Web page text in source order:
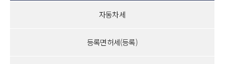
자동차세
등록면허세(등록)